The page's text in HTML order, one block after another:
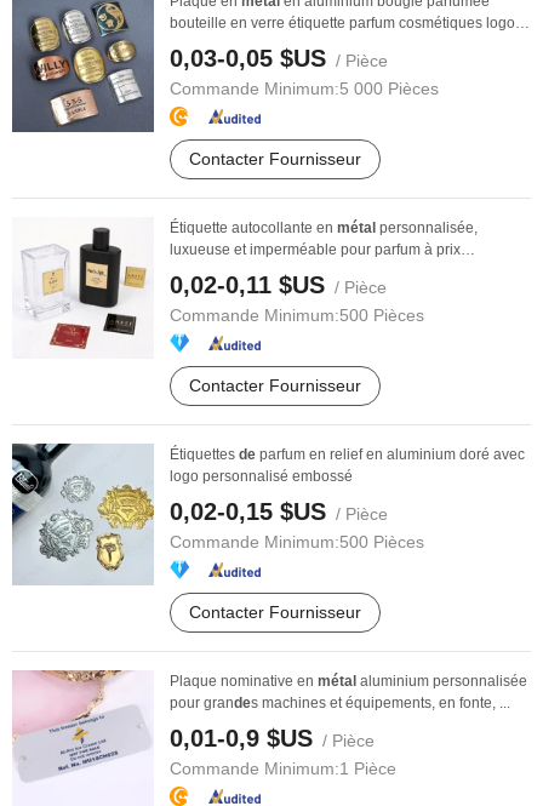
bouteille en verre étiquette parfum cosmétiques logo
0,03-0,05 $US / Pièce
Commande Minimum:5 000 Pièces
Contacter Fournisseur
Étiquette autocollante en métal personnalisée,
luxueuse et imperméable pour parfum à prix
0,02-0,11 $US / Pièce
Commande Minimum:500 Pièces
Contacter Fournisseur
Étiquettes de parfum en relief en aluminium doré avec
logo personnalisé embossé
0,02-0,15 $US / Pièce
Commande Minimum:500 Pièces
Contacter Fournisseur
Plaque nominative en métal aluminium personnalisée
pour grandes machines et équipements, en fonte, ...
0,01-0,9 $US / Pièce
Commande Minimum:1 Pièce